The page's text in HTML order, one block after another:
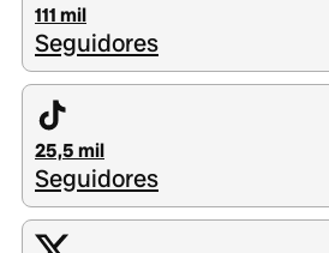
111 mil
Seguidores
25,5 mil
Seguidores